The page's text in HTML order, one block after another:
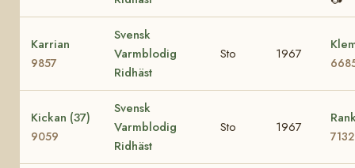
Karrian
9857
Svensk
Varmblodig
Ridhäst
Sto 1967
Kickan (37)
9059
Svensk
Varmblodig
Ridhäst
Sto 1967
7132